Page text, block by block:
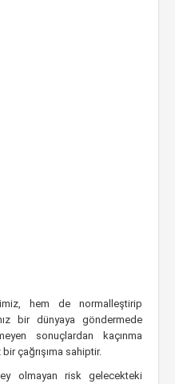
hem de normalleştirip
bir dünyaya göndermede
sonuçlardan kaçınma
bir çağrışıma sahiptir.
olmayan risk gelecekteki